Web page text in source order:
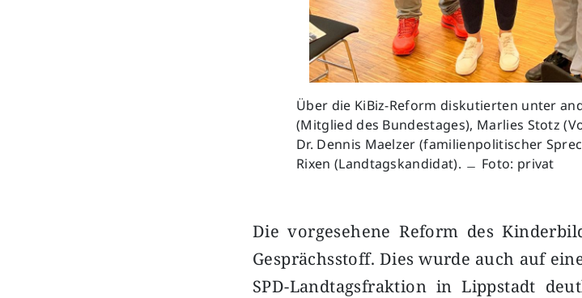
Über die KiBiz-Reform diskutierten unter
(Mitglied des Bundestages), Marlies Stotz
Dr. Dennis Maelzer (familienpolitischer
Rixen (Landtagskandidat). ﹘ Foto: privat
Die vorgesehene Reform des
Gesprächsstoff. Dies wurde auch auf
SPD-Landtagsfraktion in Lippstadt